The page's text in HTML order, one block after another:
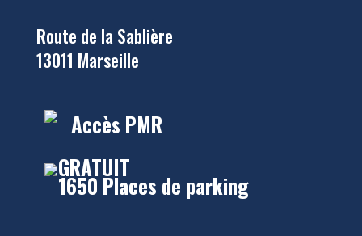
Route de la Sablière
13011 Marseille
Accès PMR
GRATUIT
1650 Places de parking